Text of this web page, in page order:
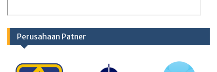
Perusahaan Patner